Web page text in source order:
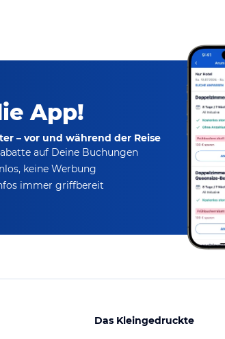
App!
– vor und während der Reise
auf Deine Buchungen
keine Werbung
immer griffbereit
Das Kleingedruckte